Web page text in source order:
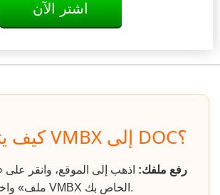
اشتر الآن
كيف يتم تحويل VMBX إلى DOC؟
رفع ملفك: اذهب إلى الموقع، وانقر على
ملف» واختر ملف VMBX الخاص بك.